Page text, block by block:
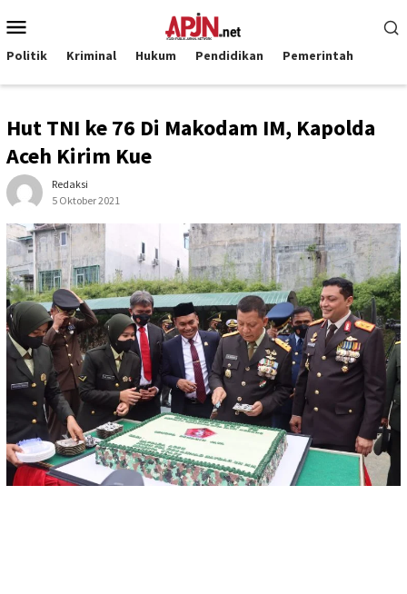
ke
kontenMobile
Politik Kriminal Hukum Pendidikan Pemerintah
Hut TNI ke 76 Di Makodam IM, Kapolda
Aceh Kirim Kue
Redaksi
5 Oktober 2021